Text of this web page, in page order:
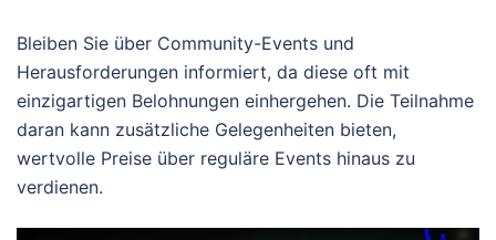
Bleiben Sie über Community-Events und
Herausforderungen informiert, da diese oft mit
einzigartigen Belohnungen einhergehen. Die Teilnahme
daran kann zusätzliche Gelegenheiten bieten,
wertvolle Preise über reguläre Events hinaus zu
verdienen.